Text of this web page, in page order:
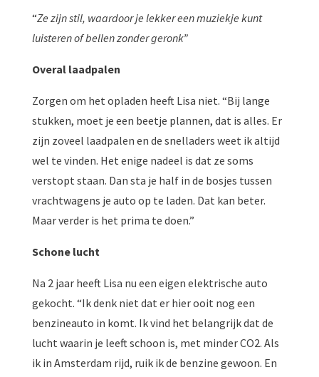
“Ze zijn stil, waardoor je lekker een muziekje kunt
luisteren of bellen zonder geronk”
Overal laadpalen
Zorgen om het opladen heeft Lisa niet. “Bij lange
stukken, moet je een beetje plannen, dat is alles. Er
zijn zoveel laadpalen en de snelladers weet ik altijd
wel te vinden. Het enige nadeel is dat ze soms
verstopt staan. Dan sta je half in de bosjes tussen
vrachtwagens je auto op te laden. Dat kan beter.
Maar verder is het prima te doen.”
Schone lucht
Na 2 jaar heeft Lisa nu een eigen elektrische auto
gekocht. “Ik denk niet dat er hier ooit nog een
benzineauto in komt. Ik vind het belangrijk dat de
lucht waarin je leeft schoon is, met minder CO2. Als
ik in Amsterdam rijd, ruik ik de benzine gewoon. En